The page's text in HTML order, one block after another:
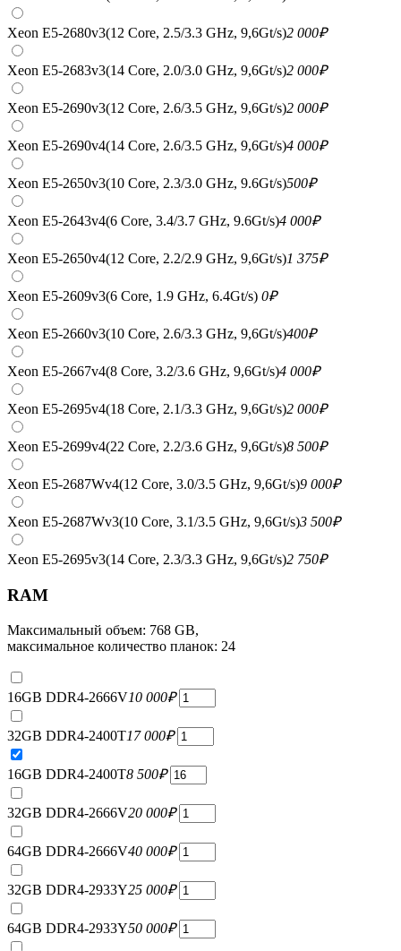
Xeon E5-2680v3(12 Core, 2.5/3.3 GHz, 9,6Gt/s)2 000₽
Xeon E5-2683v3(14 Core, 2.0/3.0 GHz, 9,6Gt/s)2 000₽
Xeon E5-2690v3(12 Core, 2.6/3.5 GHz, 9,6Gt/s)2 000₽
Xeon E5-2690v4(14 Core, 2.6/3.5 GHz, 9,6Gt/s)4 000₽
Xeon E5-2650v3(10 Core, 2.3/3.0 GHz, 9.6Gt/s)500₽
Xeon E5-2643v4(6 Core, 3.4/3.7 GHz, 9.6Gt/s)4 000₽
Xeon E5-2650v4(12 Core, 2.2/2.9 GHz, 9,6Gt/s)1 375₽
Xeon E5-2609v3(6 Core, 1.9 GHz, 6.4Gt/s) 0₽
Xeon E5-2660v3(10 Core, 2.6/3.3 GHz, 9,6Gt/s)400₽
Xeon E5-2667v4(8 Core, 3.2/3.6 GHz, 9,6Gt/s)4 000₽
Xeon E5-2695v4(18 Core, 2.1/3.3 GHz, 9,6Gt/s)2 000₽
Xeon E5-2699v4(22 Core, 2.2/3.6 GHz, 9,6Gt/s)8 500₽
Xeon E5-2687Wv4(12 Core, 3.0/3.5 GHz, 9,6Gt/s)9 000₽
Xeon E5-2687Wv3(10 Core, 3.1/3.5 GHz, 9,6Gt/s)3 500₽
Xeon E5-2695v3(14 Core, 2.3/3.3 GHz, 9,6Gt/s)2 750₽
RAM
Максимальный объем: 768 GB,
максимальное количество планок: 24
16GB DDR4-2666V10 000₽
32GB DDR4-2400T17 000₽
16GB DDR4-2400T8 500₽
32GB DDR4-2666V20 000₽
64GB DDR4-2666V40 000₽
32GB DDR4-2933Y25 000₽
64GB DDR4-2933Y50 000₽